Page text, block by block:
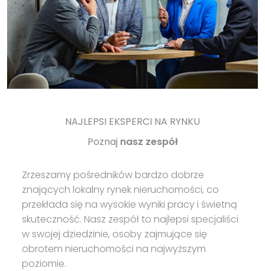
NAJLEPSI EKSPERCI NA RYNKU
Poznaj nasz zespół
Zrzeszamy pośredników bardzo dobrze
znających lokalny rynek nieruchomości, co
przekłada się na wysokie wyniki pracy i świetną
skuteczność. Nasz zespół to najlepsi specjaliści
w swojej dziedzinie, osoby zajmujące się
obrotem nieruchomości na najwyższym
poziomie.